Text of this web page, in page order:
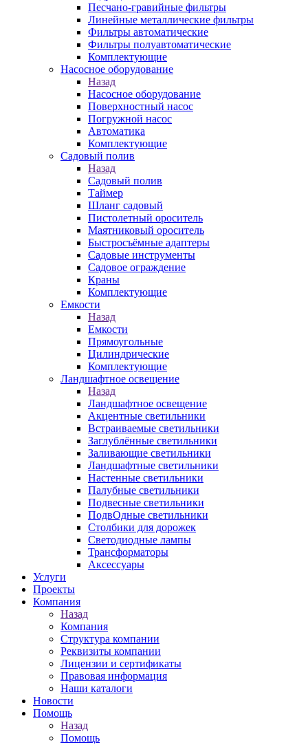
Песчано-гравийные фильтры
Линейные металлические фильтры
Фильтры автоматические
Фильтры полуавтоматические
Комплектующие
Насосное оборудование
Назад
Насосное оборудование
Поверхностный насос
Погружной насос
Автоматика
Комплектующие
Садовый полив
Назад
Садовый полив
Таймер
Шланг садовый
Пистолетный ороситель
Маятниковый ороситель
Быстросъёмные адаптеры
Садовые инструменты
Садовое ограждение
Краны
Комплектующие
Емкости
Назад
Емкости
Прямоугольные
Цилиндрические
Комплектующие
Ландшафтное освещение
Назад
Ландшафтное освещение
Акцентные светильники
Встраиваемые светильники
Заглублённые светильники
Заливающие светильники
Ландшафтные светильники
Настенные светильники
Палубные светильники
Подвесные светильники
ПодвОдные светильники
Столбики для дорожек
Светодиодные лампы
Трансформаторы
Аксессуары
Услуги
Проекты
Компания
Назад
Компания
Структура компании
Реквизиты компании
Лицензии и сертификаты
Правовая информация
Наши каталоги
Новости
Помощь
Назад
Помощь